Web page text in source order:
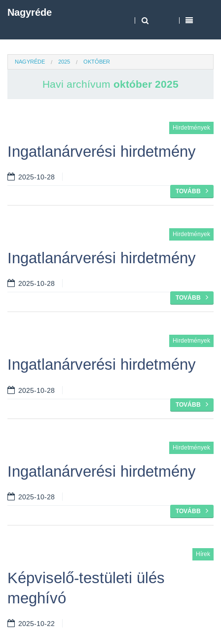
Nagyréde
NAGYRÉDE 2025 OKTÓBER
Havi archívum október 2025
Hirdetmények
Ingatlanárverési hirdetmény
2025-10-28
TOVÁBB
Hirdetmények
Ingatlanárverési hirdetmény
2025-10-28
TOVÁBB
Hirdetmények
Ingatlanárverési hirdetmény
2025-10-28
TOVÁBB
Hirdetmények
Ingatlanárverési hirdetmény
2025-10-28
TOVÁBB
Hírek
Képviselő-testületi ülés
meghívó
2025-10-22